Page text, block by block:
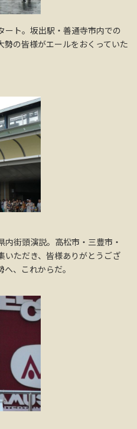
ート。坂出駅・善通寺市内での
の皆様がエールをおくっていた
街頭演説。高松市・三豊市・
いただき、皆様ありがとうござ
、これからだ。